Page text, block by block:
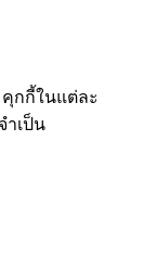
กกี้ในแต่ละ
ำเป็น